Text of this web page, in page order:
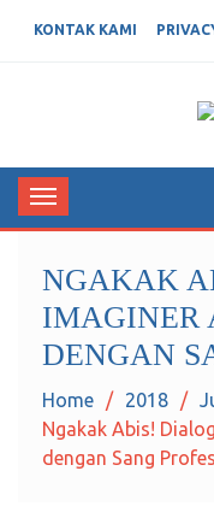
KONTAK KAMI
Toggle
navigation
NGAKAK
IMAGINER
DENGAN
Home 2018
Ngakak Abis!
dengan Sang